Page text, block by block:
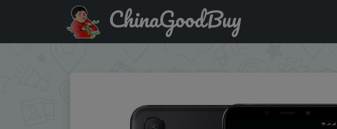
Придбати по акціи CN VERSION Оригинал XIAOMI 6X 4+64GB.
ChinaGoodBuy